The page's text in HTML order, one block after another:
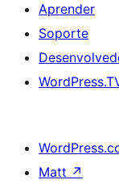
Aprender
Soporte
Matt ↗